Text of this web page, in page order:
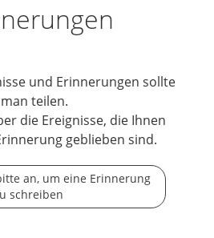
und Erinnerungen sollte
man teilen.
die Ereignisse, die Ihnen
geblieben sind.
an, um eine Erinnerung
schreiben